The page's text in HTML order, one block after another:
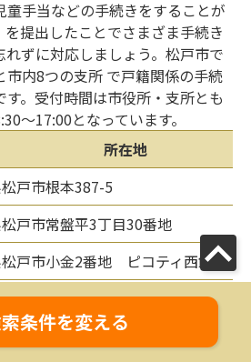
童手当などの手続きをすることが
提出したことでさまざま手続き
ずに対応しましょう。松戸市で
市内8つの支所 で戸籍関係の手続
。受付時間は市役所・支所とも
～17:00となっています。
所在地
戸市根本387-5
戸市常盤平3丁目30番地
戸市小金2番地 ピコティ西館3F
戸市小金原6丁目6-2
松戸市六高台3丁目71番地
条件を変える